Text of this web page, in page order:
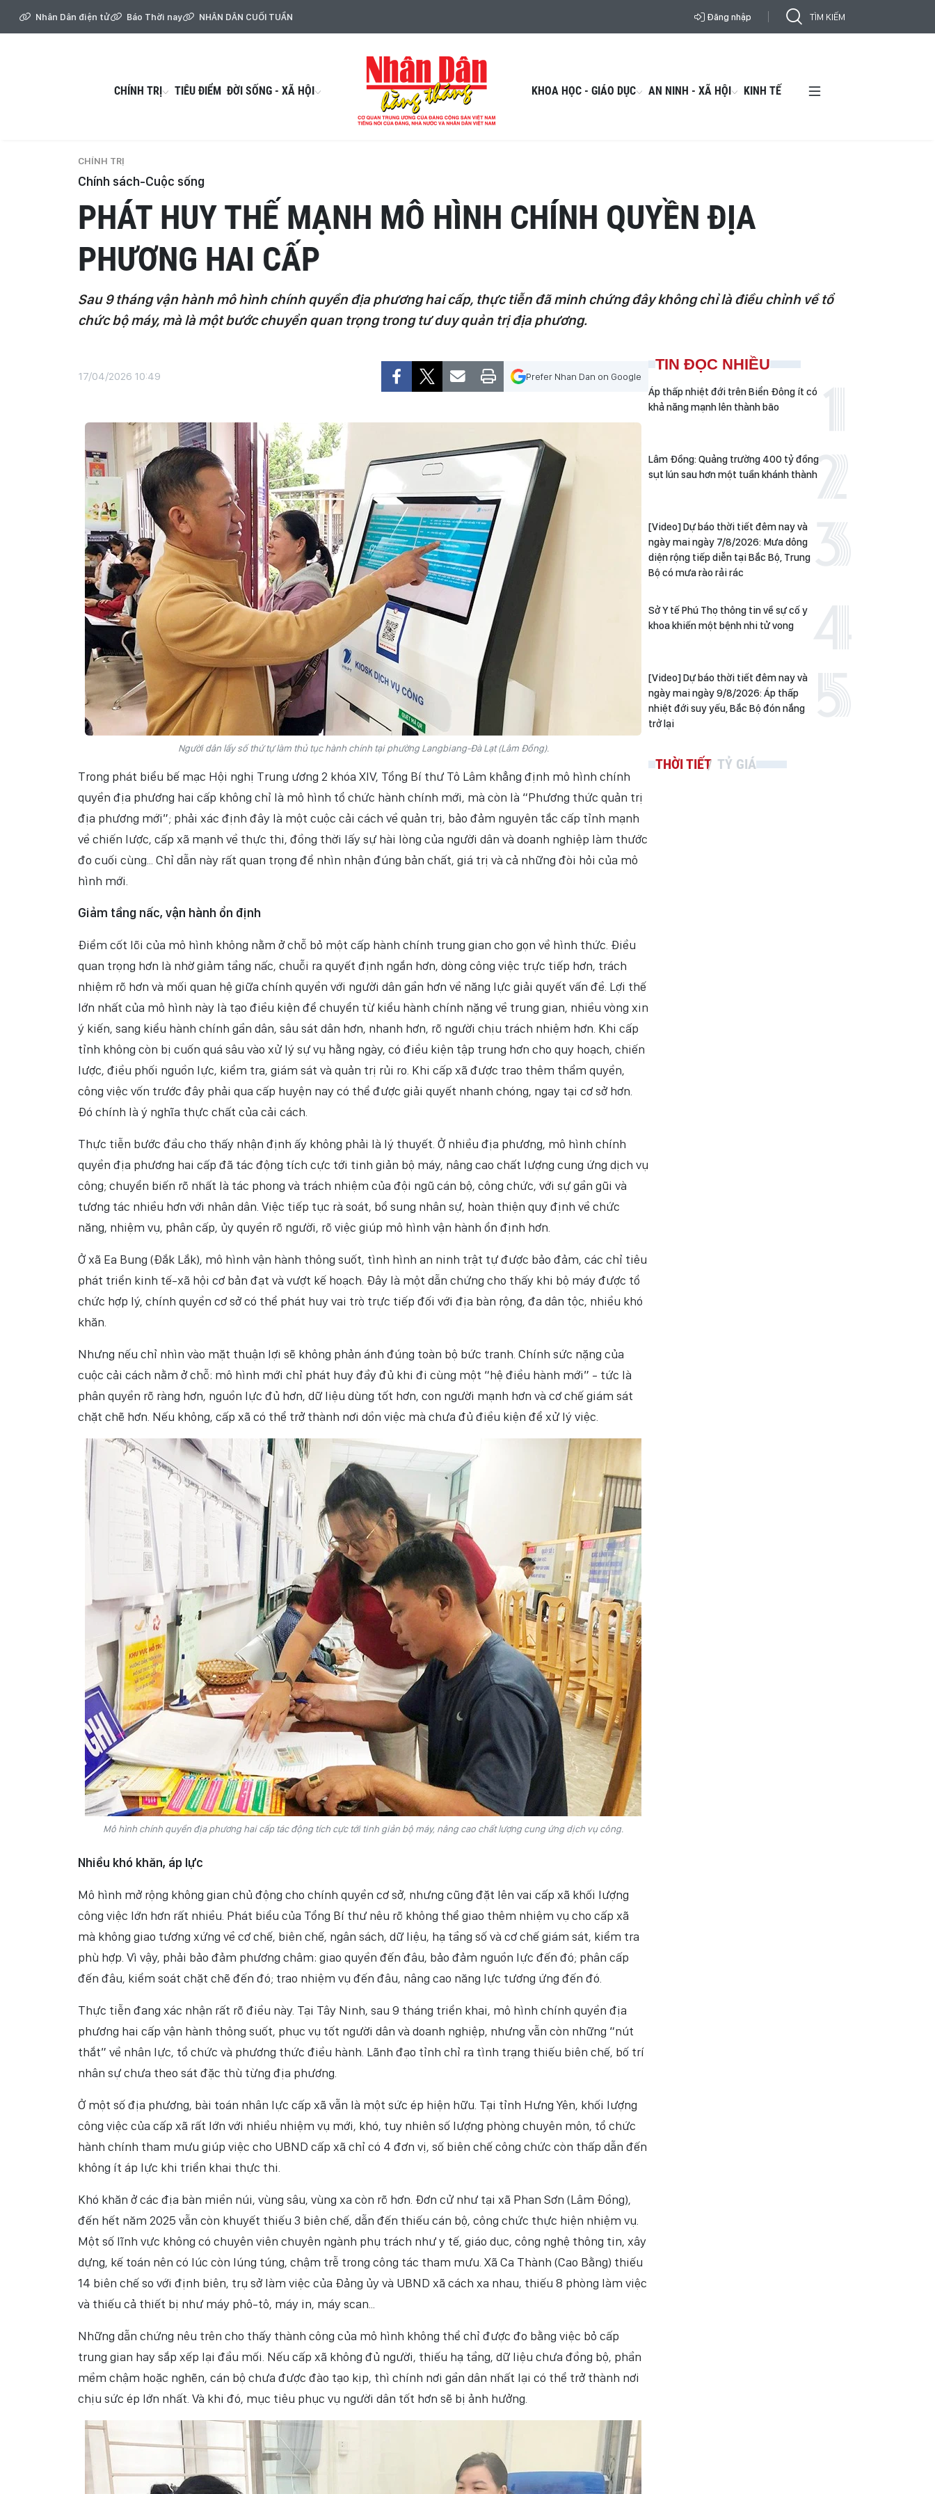
Nhân Dân điện tử Báo Thời nay NHÂN DÂN CUỐI TUẦN Đăng nhập
CHÍNH TRỊ TIÊU ĐIỂM ĐỜI SỐNG - XÃ HỘI KHOA HỌC - GIÁO DỤC AN NINH - XÃ HỘI KINH TẾ
CHÍNH TRỊ
Chính sách-Cuộc sống
PHÁT HUY THẾ MẠNH MÔ HÌNH CHÍNH QUYỀN ĐỊA
PHƯƠNG HAI CẤP
Sau 9 tháng vận hành mô hình chính quyền địa phương hai cấp, thực tiễn đã minh chứng đây không chỉ là điều chỉnh về tổ
chức bộ máy, mà là một bước chuyển quan trọng trong tư duy quản trị địa phương.
17/04/2026 10:49 Prefer Nhan Dan on Google
Người dân lấy số thứ tự làm thủ tục hành chính tại phường Langbiang-Đà Lạt (Lâm Đồng).
Trong phát biểu bế mạc Hội nghị Trung ương 2 khóa XIV, Tổng Bí thư Tô Lâm khẳng định mô hình chính
quyền địa phương hai cấp không chỉ là mô hình tổ chức hành chính mới, mà còn là “Phương thức quản trị
địa phương mới”; phải xác định đây là một cuộc cải cách về quản trị, bảo đảm nguyên tắc cấp tỉnh mạnh
về chiến lược, cấp xã mạnh về thực thi, đồng thời lấy sự hài lòng của người dân và doanh nghiệp làm thước
đo cuối cùng... Chỉ dẫn này rất quan trọng để nhìn nhận đúng bản chất, giá trị và cả những đòi hỏi của mô
hình mới.
Giảm tầng nấc, vận hành ổn định
Điểm cốt lõi của mô hình không nằm ở chỗ bỏ một cấp hành chính trung gian cho gọn về hình thức. Điều
quan trọng hơn là nhờ giảm tầng nấc, chuỗi ra quyết định ngắn hơn, dòng công việc trực tiếp hơn, trách
nhiệm rõ hơn và mối quan hệ giữa chính quyền với người dân gần hơn về năng lực giải quyết vấn đề. Lợi thế
lớn nhất của mô hình này là tạo điều kiện để chuyển từ kiểu hành chính nặng về trung gian, nhiều vòng xin
ý kiến, sang kiểu hành chính gần dân, sâu sát dân hơn, nhanh hơn, rõ người chịu trách nhiệm hơn. Khi cấp
tỉnh không còn bị cuốn quá sâu vào xử lý sự vụ hằng ngày, có điều kiện tập trung hơn cho quy hoạch, chiến
lược, điều phối nguồn lực, kiểm tra, giám sát và quản trị rủi ro. Khi cấp xã được trao thêm thẩm quyền,
công việc vốn trước đây phải qua cấp huyện nay có thể được giải quyết nhanh chóng, ngay tại cơ sở hơn.
Đó chính là ý nghĩa thực chất của cải cách.
Thực tiễn bước đầu cho thấy nhận định ấy không phải là lý thuyết. Ở nhiều địa phương, mô hình chính
quyền địa phương hai cấp đã tác động tích cực tới tinh giản bộ máy, nâng cao chất lượng cung ứng dịch vụ
công; chuyển biến rõ nhất là tác phong và trách nhiệm của đội ngũ cán bộ, công chức, với sự gần gũi và
tương tác nhiều hơn với nhân dân. Việc tiếp tục rà soát, bổ sung nhân sự, hoàn thiện quy định về chức
năng, nhiệm vụ, phân cấp, ủy quyền rõ người, rõ việc giúp mô hình vận hành ổn định hơn.
Ở xã Ea Bung (Đắk Lắk), mô hình vận hành thông suốt, tình hình an ninh trật tự được bảo đảm, các chỉ tiêu
phát triển kinh tế-xã hội cơ bản đạt và vượt kế hoạch. Đây là một dẫn chứng cho thấy khi bộ máy được tổ
chức hợp lý, chính quyền cơ sở có thể phát huy vai trò trực tiếp đối với địa bàn rộng, đa dân tộc, nhiều khó
khăn.
Nhưng nếu chỉ nhìn vào mặt thuận lợi sẽ không phản ánh đúng toàn bộ bức tranh. Chính sức nặng của
cuộc cải cách nằm ở chỗ: mô hình mới chỉ phát huy đầy đủ khi đi cùng một “hệ điều hành mới” - tức là
phân quyền rõ ràng hơn, nguồn lực đủ hơn, dữ liệu dùng tốt hơn, con người mạnh hơn và cơ chế giám sát
chặt chẽ hơn. Nếu không, cấp xã có thể trở thành nơi dồn việc mà chưa đủ điều kiện để xử lý việc.
Mô hình chính quyền địa phương hai cấp tác động tích cực tới tinh giản bộ máy, nâng cao chất lượng cung ứng dịch vụ công.
Nhiều khó khăn, áp lực
Mô hình mở rộng không gian chủ động cho chính quyền cơ sở, nhưng cũng đặt lên vai cấp xã khối lượng
công việc lớn hơn rất nhiều. Phát biểu của Tổng Bí thư nêu rõ không thể giao thêm nhiệm vụ cho cấp xã
mà không giao tương xứng về cơ chế, biên chế, ngân sách, dữ liệu, hạ tầng số và cơ chế giám sát, kiểm tra
phù hợp. Vì vậy, phải bảo đảm phương châm: giao quyền đến đâu, bảo đảm nguồn lực đến đó; phân cấp
đến đâu, kiểm soát chặt chẽ đến đó; trao nhiệm vụ đến đâu, nâng cao năng lực tương ứng đến đó.
Thực tiễn đang xác nhận rất rõ điều này. Tại Tây Ninh, sau 9 tháng triển khai, mô hình chính quyền địa
phương hai cấp vận hành thông suốt, phục vụ tốt người dân và doanh nghiệp, nhưng vẫn còn những “nút
thắt” về nhân lực, tổ chức và phương thức điều hành. Lãnh đạo tỉnh chỉ ra tình trạng thiếu biên chế, bố trí
nhân sự chưa theo sát đặc thù từng địa phương.
Ở một số địa phương, bài toán nhân lực cấp xã vẫn là một sức ép hiện hữu. Tại tỉnh Hưng Yên, khối lượng
công việc của cấp xã rất lớn với nhiều nhiệm vụ mới, khó, tuy nhiên số lượng phòng chuyên môn, tổ chức
hành chính tham mưu giúp việc cho UBND cấp xã chỉ có 4 đơn vị, số biên chế công chức còn thấp dẫn đến
không ít áp lực khi triển khai thực thi.
Khó khăn ở các địa bàn miền núi, vùng sâu, vùng xa còn rõ hơn. Đơn cử như tại xã Phan Sơn (Lâm Đồng),
đến hết năm 2025 vẫn còn khuyết thiếu 3 biên chế, dẫn đến thiếu cán bộ, công chức thực hiện nhiệm vụ.
Một số lĩnh vực không có chuyên viên chuyên ngành phụ trách như y tế, giáo dục, công nghệ thông tin, xây
dựng, kế toán nên có lúc còn lúng túng, chậm trễ trong công tác tham mưu. Xã Ca Thành (Cao Bằng) thiếu
14 biên chế so với định biên, trụ sở làm việc của Đảng ủy và UBND xã cách xa nhau, thiếu 8 phòng làm việc
và thiếu cả thiết bị như máy phô-tô, máy in, máy scan...
Những dẫn chứng nêu trên cho thấy thành công của mô hình không thể chỉ được đo bằng việc bỏ cấp
trung gian hay sắp xếp lại đầu mối. Nếu cấp xã không đủ người, thiếu hạ tầng, dữ liệu chưa đồng bộ, phần
mềm chậm hoặc nghẽn, cán bộ chưa được đào tạo kịp, thì chính nơi gần dân nhất lại có thể trở thành nơi
chịu sức ép lớn nhất. Và khi đó, mục tiêu phục vụ người dân tốt hơn sẽ bị ảnh hưởng.
TIN ĐỌC NHIỀU
Áp thấp nhiệt đới trên Biển Đông ít có
khả năng mạnh lên thành bão
Lâm Đồng: Quảng trường 400 tỷ đồng
sụt lún sau hơn một tuần khánh thành
[Video] Dự báo thời tiết đêm nay và
ngày mai ngày 7/8/2026: Mưa dông
diện rộng tiếp diễn tại Bắc Bộ, Trung
Bộ có mưa rào rải rác
Sở Y tế Phú Thọ thông tin về sự cố y
khoa khiến một bệnh nhi tử vong
[Video] Dự báo thời tiết đêm nay và
ngày mai ngày 9/8/2026: Áp thấp
nhiệt đới suy yếu, Bắc Bộ đón nắng
trở lại
THỜI TIẾT TỶ GIÁ